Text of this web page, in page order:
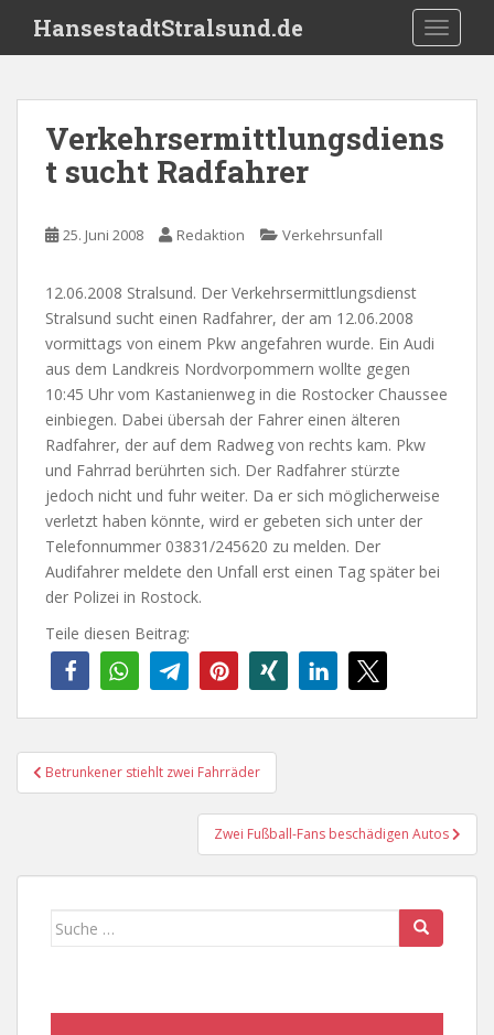
i
HansestadtStralsund.de
Verkehrsermittlungsdiens
t sucht Radfahrer
25. Juni 2008 Redaktion Verkehrsunfall
12.06.2008 Stralsund. Der Verkehrsermittlungsdienst
Stralsund sucht einen Radfahrer, der am 12.06.2008
vormittags von einem Pkw angefahren wurde. Ein Audi
aus dem Landkreis Nordvorpommern wollte gegen
10:45 Uhr vom Kastanienweg in die Rostocker Chaussee
einbiegen. Dabei übersah der Fahrer einen älteren
Radfahrer, der auf dem Radweg von rechts kam. Pkw
und Fahrrad berührten sich. Der Radfahrer stürzte
jedoch nicht und fuhr weiter. Da er sich möglicherweise
verletzt haben könnte, wird er gebeten sich unter der
Telefonnummer 03831/245620 zu melden. Der
Audifahrer meldete den Unfall erst einen Tag später bei
der Polizei in Rostock.
Teile diesen Beitrag:
Beitragsnavigation
Betrunkener stiehlt zwei Fahrräder
Zwei Fußball-Fans beschädigen Autos
Suche